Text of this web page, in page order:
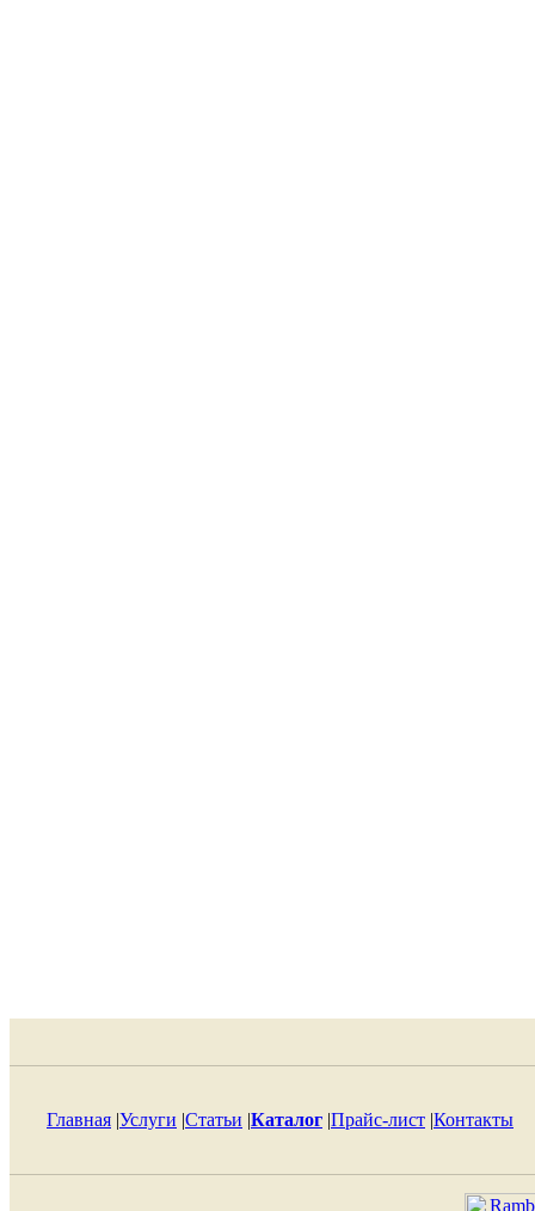
Главная |Услуги |Статьи |Каталог |Прайс-лист |Контакты